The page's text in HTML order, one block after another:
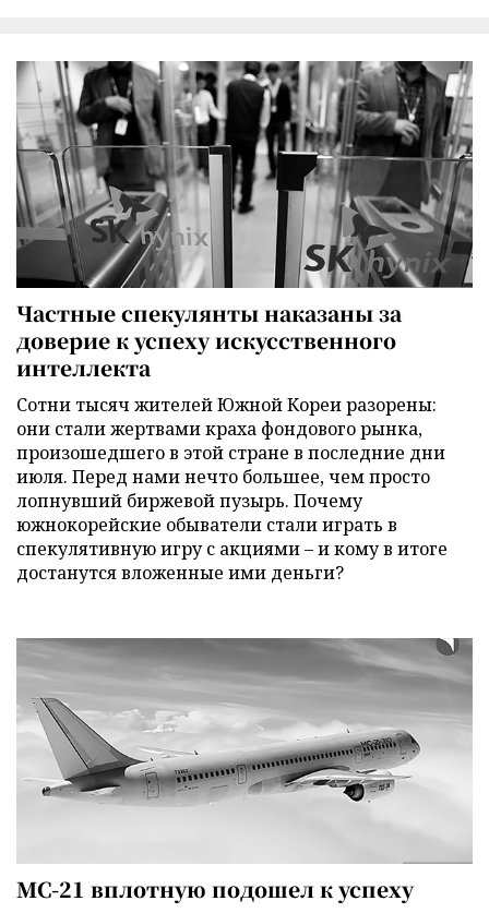
Частные спекулянты наказаны за
доверие к успеху искусственного
интеллекта
Сотни тысяч жителей Южной Кореи разорены:
они стали жертвами краха фондового рынка,
произошедшего в этой стране в последние дни
июля. Перед нами нечто большее, чем просто
лопнувший биржевой пузырь. Почему
южнокорейские обыватели стали играть в
спекулятивную игру с акциями – и кому в итоге
достанутся вложенные ими деньги?
МС-21 вплотную подошел к успеху